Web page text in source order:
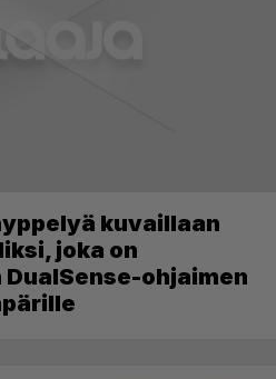
kuvaillaan
joka on
ohjaimen